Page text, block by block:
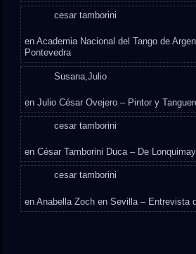
cesar tamborini
enAcademia Nacional del Tango de
Pontevedra
Susana,Julio
enJulio César Ovejero – Pintor y
cesar tamborini
enCésar Tamborini Duca – De
cesar tamborini
enAnabella Zoch en Sevilla – Entrevista